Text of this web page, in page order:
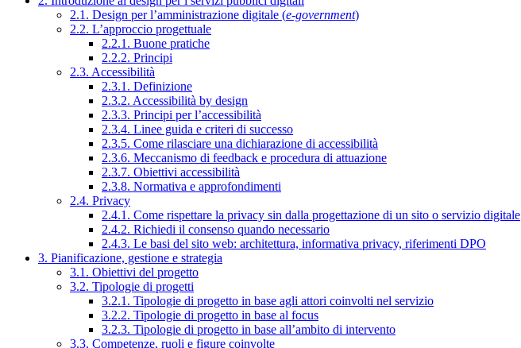
2.1. Design per l’amministrazione digitale (e-government)
2.2. L’approccio progettuale
2.2.1. Buone pratiche
2.2.2. Principi
2.3. Accessibilità
2.3.1. Definizione
2.3.2. Accessibilità by design
2.3.3. Principi per l’accessibilità
2.3.4. Linee guida e criteri di successo
2.3.5. Come rilasciare una dichiarazione di accessibilità
2.3.6. Meccanismo di feedback e procedura di attuazione
2.3.7. Obiettivi accessibilità
2.3.8. Normativa e approfondimenti
2.4. Privacy
2.4.1. Come rispettare la privacy sin dalla progettazione di un sito o servizio digitale
2.4.2. Richiedi il consenso quando necessario
2.4.3. Le basi del sito web: architettura, informativa privacy, riferimenti DPO
3. Pianificazione, gestione e strategia
3.1. Obiettivi del progetto
3.2. Tipologie di progetti
3.2.1. Tipologie di progetto in base agli attori coinvolti nel servizio
3.2.2. Tipologie di progetto in base al focus
3.2.3. Tipologie di progetto in base all’ambito di intervento
3.3. Competenze, ruoli e figure coinvolte